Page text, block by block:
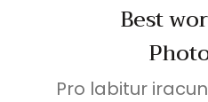
Best
Pro labitur